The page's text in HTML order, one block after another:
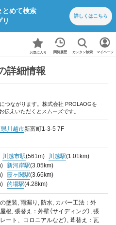
とめて検索
詳しくはこちら
お気に入り 閲覧履歴 カンタン検索 マイページ
詳細情報
につながります。株式会社 PROLAOGを
伝えいただくとスムーズです。
川越市新富町1-3-5 7F
川越市駅(561m) 川越駅(1.01km)
新河岸駅(3.05km)
霞ヶ関駅(3.66km)
的場駅(4.28km)
塗装, 雨漏り, 防水, カバー工法：外
根, 張替え：外壁（サイディング）, 張
ート、コロニアルなど）, 葺替え：瓦